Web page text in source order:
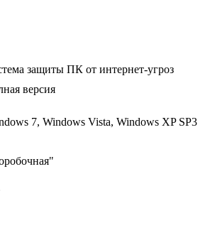
защиты ПК от интернет-угроз
версия
7, Windows Vista, Windows XP SP3